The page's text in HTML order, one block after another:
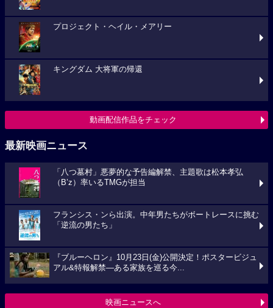
プロジェクト・ヘイル・メアリー
キングダム 大将軍の帰還
動画配信作品をチェック
最新映画ニュース
「八つ墓村」悪夢的な予告編解禁、主題歌は松本孝弘
（B’z）率いるTMGが担当
フランシス・ンら出演。中年男たちがボートレースに挑む
「逆流の男たち」
『ブルーヘロン』10月23日(金)公開決定！ポスタービジュ
アル&特報解禁―ある家族を巡る今...
映画ニュースへ